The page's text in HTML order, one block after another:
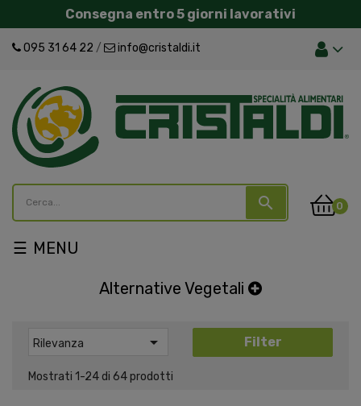
Consegna entro 5 giorni lavorativi
095 31 64 22 / info@cristaldi.it
search 0
navigazione
☰
Alternative Vegetali
Rilevanza  Filter
Mostrati 1-24 di 64 prodotti